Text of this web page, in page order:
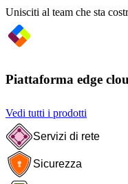
Unisciti al team che sta
Piattaforma edge
Vedi tutti i prodotti
Servizi di rete
Sicurezza